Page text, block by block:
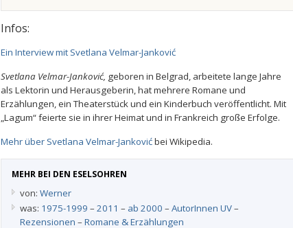
Infos:
Ein Interview mit Svetlana Velmar-Janković
Svetlana Velmar-Janković, geboren in Belgrad, arbeitete lange Jahre
als Lektorin und Herausgeberin, hat mehrere Romane und
Erzählungen, ein Theaterstück und ein Kinderbuch veröffentlicht. Mit
„Lagum“ feierte sie in ihrer Heimat und in Frankreich große Erfolge.
Mehr über Svetlana Velmar-Jankovićbei Wikipedia.
MEHR BEI DEN ESELSOHREN
von: Werner
was: 1975-1999 – 2011 – ab 2000 – AutorInnen UV–
Rezensionen – Romane & Erzählungen